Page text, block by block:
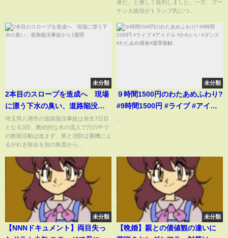
者だ」と激しく批判しました。一方、プー
チン大統領がトランプ氏につ...
未分類
2本目のスロープを造成へ 現場
に漂う下水の臭い、道路陥没事
故から1週間
埼玉県八潮市の道路陥没事故は発生7日目
となる3日、断続的な水の流入で穴の中で
の救助活動は進まず、県と消防は重機によ
るがれき除去を別の角度から...
未分類
９時間1500円のわたあめふわり?
#9時間1500円 #ライブ #アイド
未分類
【NNNドキュメント】両目失っ
未分類
【晩婚】親との価値観の違いに